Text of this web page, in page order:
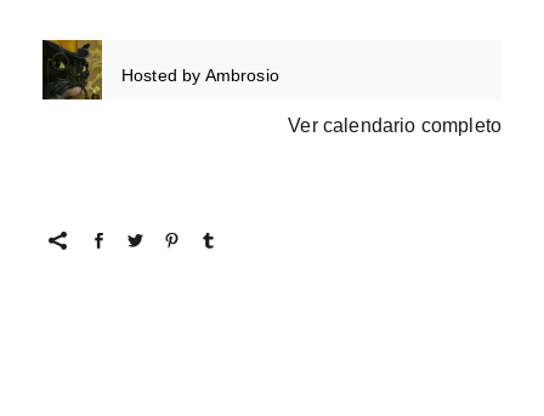
Hosted by Ambrosio
Ver calendario completo